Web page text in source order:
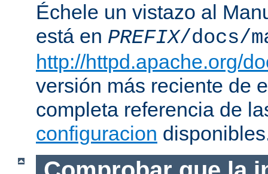
Échele un vistazo al
está en PREFIX/docs/
http://httpd.apache.org/
versión más reciente de
completa referencia de
configuracion